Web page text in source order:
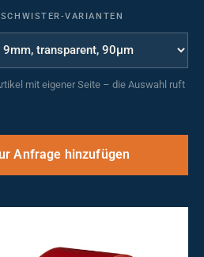
VARIANTEN
mit eigener Seite – die Auswahl ruft